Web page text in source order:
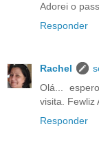
Adorei o
Responder
Rachel
Olá...
visita. Fewliz
Responder